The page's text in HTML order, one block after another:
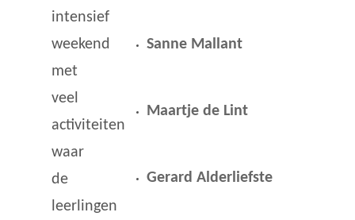
intensief
weekend
met
veel
activiteiten
waar
de
leerlingen
Sanne Mallant
Maartje de Lint
Gerard Alderliefste